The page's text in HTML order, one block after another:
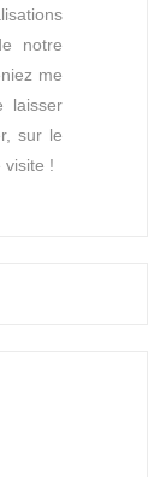
notre
me
laisser
sur le
visite !